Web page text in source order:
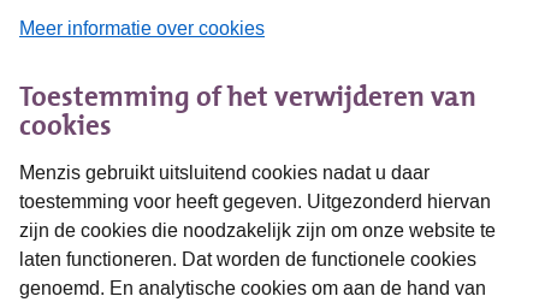
Meer informatie over cookies
Toestemming of het verwijderen van
cookies
Menzis gebruikt uitsluitend cookies nadat u daar
toestemming voor heeft gegeven. Uitgezonderd hiervan
zijn de cookies die noodzakelijk zijn om onze website te
laten functioneren. Dat worden de functionele cookies
genoemd. En analytische cookies om aan de hand van